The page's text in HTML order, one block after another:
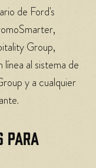
de Ford's
Group,
al sistema de
y a cualquier
PARA